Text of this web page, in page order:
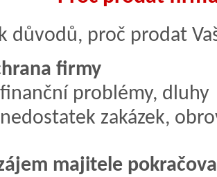
důvodů, proč prodat
firmy
finanční problémy, dluhy
nedostatek zakázek,
majitele